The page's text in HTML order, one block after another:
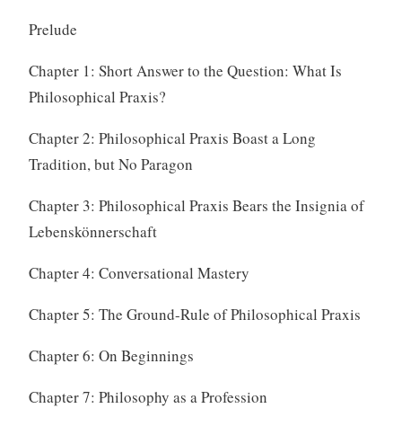
Prelude
Chapter 1: Short Answer to the Question: What Is
Philosophical Praxis?
Chapter 2: Philosophical Praxis Boast a Long
Tradition, but No Paragon
Chapter 3: Philosophical Praxis Bears the Insignia of
Lebenskönnerschaft
Chapter 4: Conversational Mastery
Chapter 5: The Ground-Rule of Philosophical Praxis
Chapter 6: On Beginnings
Chapter 7: Philosophy as a Profession